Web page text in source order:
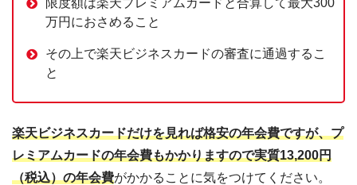
万円におさめること
その上で楽天ビジネスカードの審査に通過するこ
と
楽天ビジネスカードだけを見れば格安の年会費ですが、プ
レミアムカードの年会費もかかりますので実質13,200円
（税込）の年会費がかかることに気をつけてください。